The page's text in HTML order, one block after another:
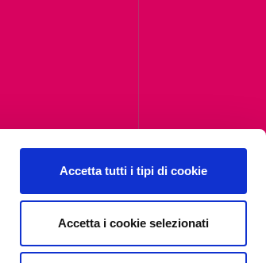
Accetta tutti i tipi di cookie
Accetta i cookie selezionati
newsletter